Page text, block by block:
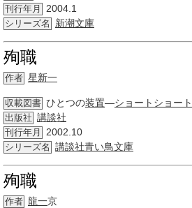
刊行年月 2004.1
シリーズ名 新潮文庫
殉職
作者 星新一
収載図書 ひとつの装置―ショートショート
出版社 講談社
刊行年月 2002.10
シリーズ名 講談社青い鳥文庫
殉職
作者 龍一京